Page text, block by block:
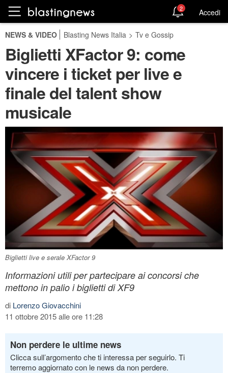
2 Accedi
NEWS & VIDEO Blasting News Italia > Tv e Gossip
Biglietti XFactor 9: come
vincere i ticket per live e
finale del talent show
musicale
Biglietti live e serale XFactor 9
Informazioni utili per partecipare ai concorsi che
mettono in palio i biglietti di XF9
di Lorenzo Giovacchini
11 ottobre 2015 alle ore 11:28
Non perdere le ultime news
Clicca sull’argomento che ti interessa per seguirlo. Ti
terremo aggiornato con le news da non perdere.